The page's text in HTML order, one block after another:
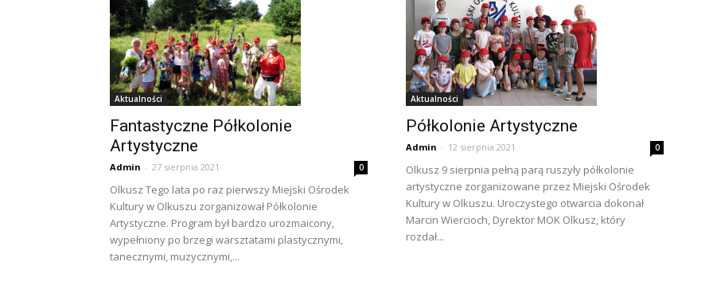
Aktualności
Fantastyczne Półkolonie
Artystyczne
Admin - 27 sierpnia 2021 0
Olkusz Tego lata po raz pierwszy Miejski Ośrodek
Kultury w Olkuszu zorganizował Półkolonie
Artystyczne. Program był bardzo urozmaicony,
wypełniony po brzegi warsztatami plastycznymi,
tanecznymi, muzycznymi,...
Aktualności
Półkolonie Artystyczne
Admin - 12 sierpnia 2021 0
Olkusz 9 sierpnia pełną parą ruszyły półkolonie
artystyczne zorganizowane przez Miejski Ośrodek
Kultury w Olkuszu. Uroczystego otwarcia dokonał
Marcin Wiercioch, Dyrektor MOK Olkusz, który
rozdał...